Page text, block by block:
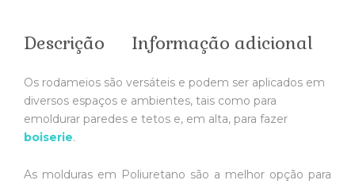
Descrição Informação adicional
Os rodameios são versáteis e podem ser aplicados em
diversos espaços e ambientes, tais como para
emoldurar paredes e tetos e, em alta, para fazer
boiserie.
As molduras em Poliuretano são a melhor opção para